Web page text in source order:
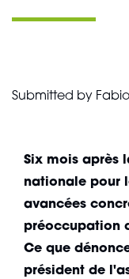
Submitted by
Six mois après
nationale pour
avancées
préoccupation
Ce que
président de